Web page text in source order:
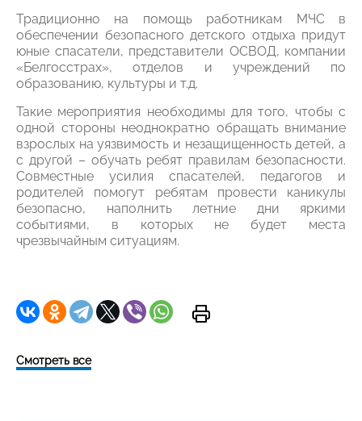
Традиционно на помощь работникам МЧС в
обеспечении безопасного детского отдыха придут
юные спасатели, представители ОСВОД, компании
«Белгосстрах», отделов и учреждений по
образованию, культуры и т.д.
Такие мероприятия необходимы для того, чтобы с
одной стороны неоднократно обращать внимание
взрослых на уязвимость и незащищенность детей, а
с другой – обучать ребят правилам безопасности.
Совместные усилия спасателей, педагогов и
родителей помогут ребятам провести каникулы
безопасно, наполнить летние дни яркими
событиями, в которых не будет места
чрезвычайным ситуациям.
Смотреть все